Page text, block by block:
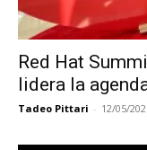
Red Hat
lidera la
Tadeo Pittari - 12/05/